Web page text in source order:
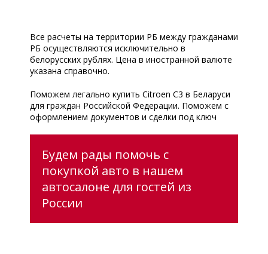
Все расчеты на территории РБ между гражданами
РБ осуществляются исключительно в
белорусских рублях. Цена в иностранной валюте
указана справочно.
Поможем легально купить Citroen C3 в Беларуси
для граждан Российской Федерации. Поможем с
оформлением документов и сделки под ключ
Будем рады помочь с
покупкой авто в нашем
автосалоне для гостей из
России